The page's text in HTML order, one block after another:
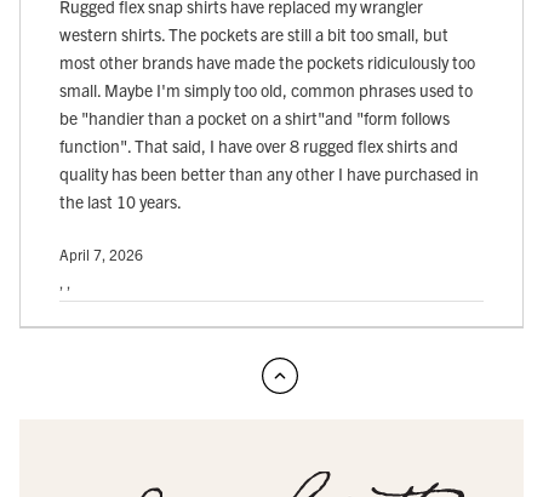
Rugged flex snap shirts have replaced my wrangler
western shirts. The pockets are still a bit too small, but
most other brands have made the pockets ridiculously too
small. Maybe I'm simply too old, common phrases used to
be "handier than a pocket on a shirt"and "form follows
function". That said, I have over 8 rugged flex shirts and
quality has been better than any other I have purchased in
the last 10 years.
April 7, 2026